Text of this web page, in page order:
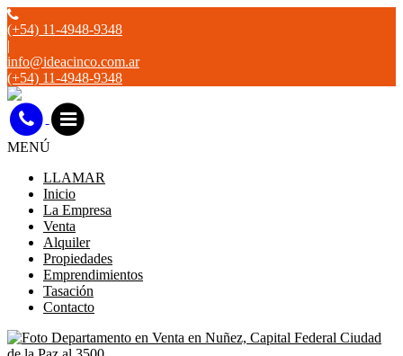
(+54) 11-4948-9348
|
info@ideacinco.com.ar
(+54) 11-4948-9348
MENÚ
LLAMAR
Inicio
La Empresa
Venta
Alquiler
Propiedades
Emprendimientos
Tasación
Contacto